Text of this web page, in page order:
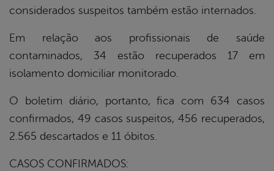
considerados suspeitos também estão internados.
Em relação aos profissionais de saúde
contaminados, 34 estão recuperados 17 em
isolamento domiciliar monitorado.
O boletim diário, portanto, fica com 634 casos
confirmados, 49 casos suspeitos, 456 recuperados,
2.565 descartados e 11 óbitos.
CASOS CONFIRMADOS: